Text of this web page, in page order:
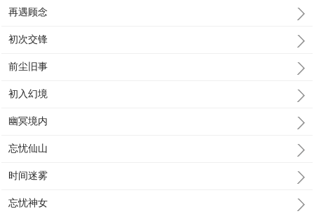
再遇顾念
初次交锋
前尘旧事
初入幻境
幽冥境内
忘忧仙山
时间迷雾
忘忧神女